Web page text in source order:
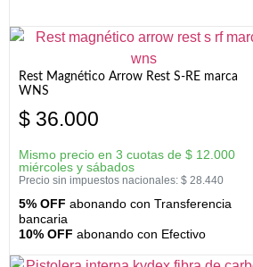
Rest Magnético Arrow Rest S-RE marca
WNS
$ 36.000
Mismo precio en 3 cuotas de $ 12.000
miércoles y sábados
Precio sin impuestos nacionales: $ 28.440
5% OFF abonando con Transferencia
bancaria
10% OFF abonando con Efectivo